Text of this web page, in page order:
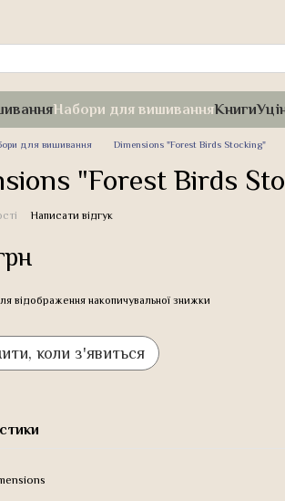
Набори для вишиванняКниги
для вишивання Dimensions "Forest Birds Stocking"
"Forest Birds
Написати відгук
відображення накопичувальної знижки
коли з'явиться